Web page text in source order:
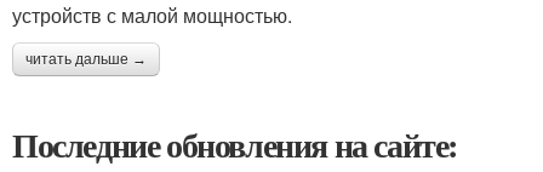
устройств с малой мощностью.
читать дальше →
Последние обновления на сайте: